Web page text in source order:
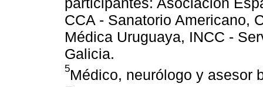
CCA - Sanatorio Americano,
Médica Uruguaya, INCC -
Galicia.
5Médico, neurólogo y asesor